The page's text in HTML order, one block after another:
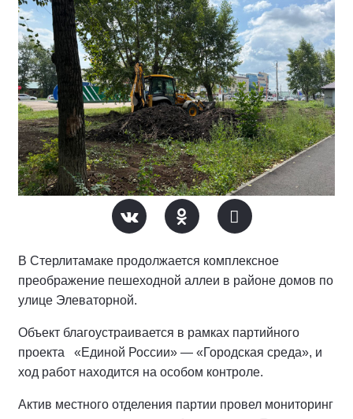
В Стерлитамаке продолжается комплексное
преображение пешеходной аллеи в районе домов по
улице Элеваторной.
Объект благоустраивается в рамках партийного
проекта «Единой России» — «Городская среда», и
ход работ находится на особом контроле.
Актив местного отделения партии провел мониторинг